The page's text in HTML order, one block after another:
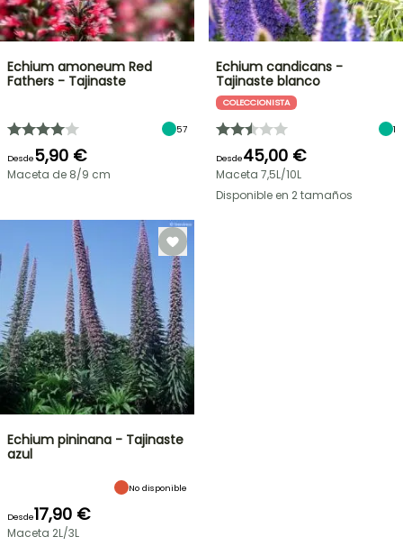
Echium amoneum Red
Fathers - Tajinaste
57
Desde5,90 €
Maceta de 8/9 cm
Echium candicans -
Tajinaste blanco
COLECCIONISTA
1
Desde45,00 €
Maceta 7,5L/10L
Disponible en 2 tamaños
Echium pininana - Tajinaste
azul
No disponible
Desde17,90 €
Maceta 2L/3L